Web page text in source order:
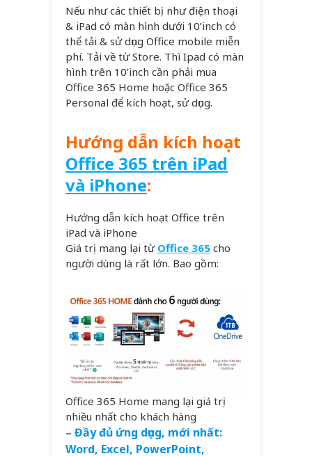
Nếu như các thiết bị như điện thoại
& iPad có màn hình dưới 10’inch có
thể tải & sử dụng Office mobile miễn
phí. Tải về từ Store. Thì Ipad có màn
hình trên 10’inch cần phải mua
Office 365 Home hoặc Office 365
Personal để kích hoạt, sử dụng.
Hướng dẫn kích hoạt
Office 365 trên iPad
và iPhone:
Hướng dẫn kích hoạt Office trên
iPad và iPhone
Giá trị mang lại từ Office 365 cho
người dùng là rất lớn. Bao gồm:
Office 365 Home mang lại giá trị
nhiều nhất cho khách hàng
– Đầy đủ ứng dụng, mới nhất:
Word, Excel, PowerPoint,